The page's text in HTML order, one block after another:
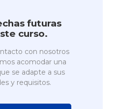
futuras
curso.
con nosotros
acomodar una
se adapte a sus
y requisitos.